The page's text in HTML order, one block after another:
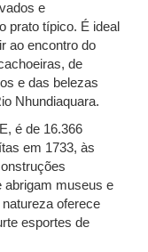
e
prato típico. É ideal
ao encontro do
de
e das belezas
Nhundiaquara.
é de 16.366
em 1733, às
abrigam museus e
oferece
esportes de